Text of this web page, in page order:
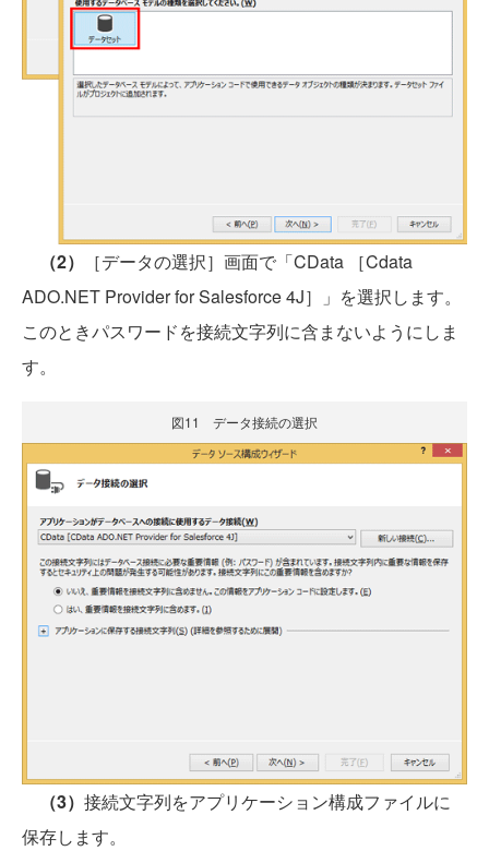
（2）
［データの選択］画面で「CData ［Cdata
ADO.NET Provider for Salesforce 4J］」を選択します。
このときパスワードを接続文字列に含まないようにしま
す。
図11 データ接続の選択
（3） 接続文字列をアプリケーション構成ファイルに
保存します。